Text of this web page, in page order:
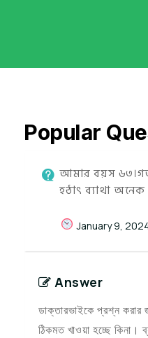
Popular
আমার বয়স ৬৩।গত
হঠাৎ ব্যাথা অনেক
January 9,
Answer
ডাক্তারভাইকে প্রশ্ন
ঠিকমত খাওয়া হচ্ছে কিনা।